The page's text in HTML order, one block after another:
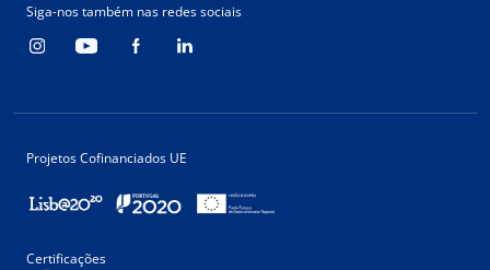
Siga-nos também nas redes sociais
Projetos Cofinanciados UE
Certificações